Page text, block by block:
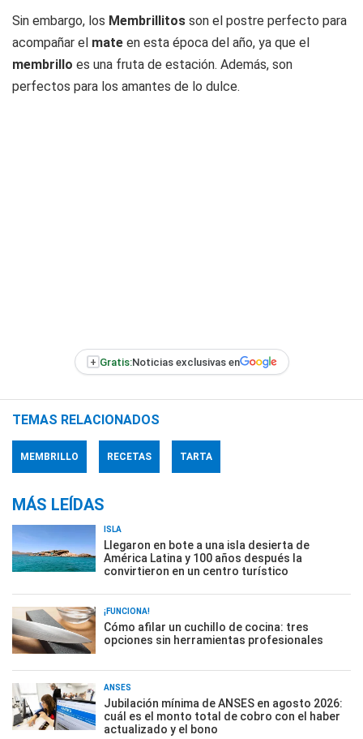
Sin embargo, los Membrillitos son el postre perfecto para
acompañar el mate en esta época del año, ya que el
membrillo es una fruta de estación. Además, son
perfectos para los amantes de lo dulce.
+ Gratis:Noticias exclusivas en
TEMAS RELACIONADOS
MEMBRILLO RECETAS TARTA
MÁS LEÍDAS
ISLA
Llegaron en bote a una isla desierta de
América Latina y 100 años después la
convirtieron en un centro turístico
¡FUNCIONA!
Cómo afilar un cuchillo de cocina: tres
opciones sin herramientas profesionales
ANSES
Jubilación mínima de ANSES en agosto 2026:
cuál es el monto total de cobro con el haber
actualizado y el bono